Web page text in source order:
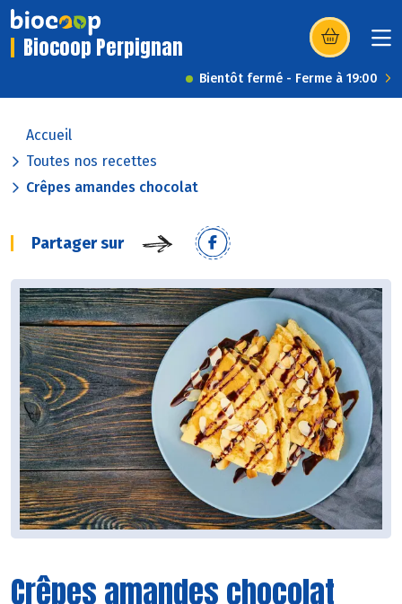
Biocoop Perpignan (s’ouvre dans
Bientôt fermé - Ferme à 19:00
Accueil
Toutes nos recettes
Crêpes amandes chocolat
Partager sur
Crêpes amandes chocolat